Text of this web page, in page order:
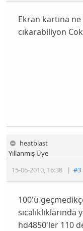
Ekran kartına
cıkarabiliyon
heatblast
15-06-2010, 16:38 |#3
Yıllanmış Üye
100'ü
hd4850'ler 110